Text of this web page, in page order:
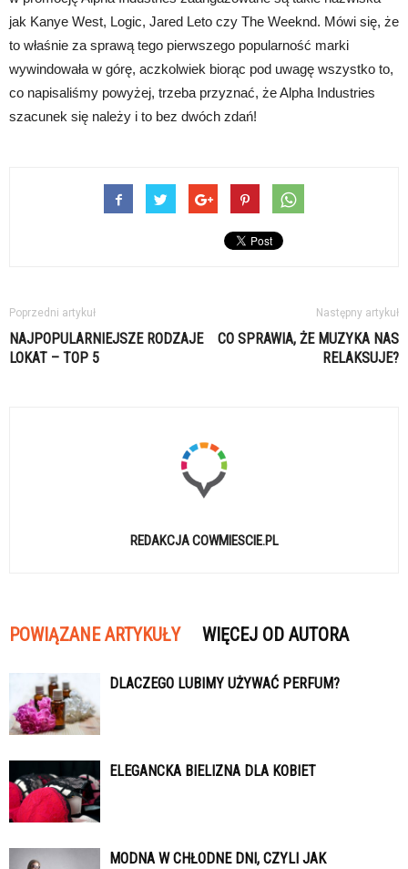
jak Kanye West, Logic, Jared Leto czy The Weeknd. Mówi się, że
to właśnie za sprawą tego pierwszego popularność marki
wywindowała w górę, aczkolwiek biorąc pod uwagę wszystko to,
co napisaliśmy powyżej, trzeba przyznać, że Alpha Industries
szacunek się należy i to bez dwóch zdań!
Poprzedni artykuł
NAJPOPULARNIEJSZE RODZAJE
LOKAT – TOP 5
Następny artykuł
CO SPRAWIA, ŻE MUZYKA NAS
RELAKSUJE?
REDAKCJA COWMIESCIE.PL
POWIĄZANE ARTYKUŁY WIĘCEJ OD AUTORA
DLACZEGO LUBIMY UŻYWAĆ PERFUM?
ELEGANCKA BIELIZNA DLA KOBIET
MODNA W CHŁODNE DNI, CZYLI JAK